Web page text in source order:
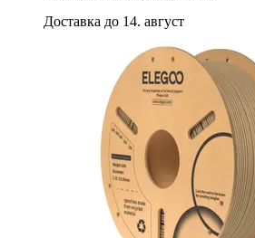
Доставка до 14. август